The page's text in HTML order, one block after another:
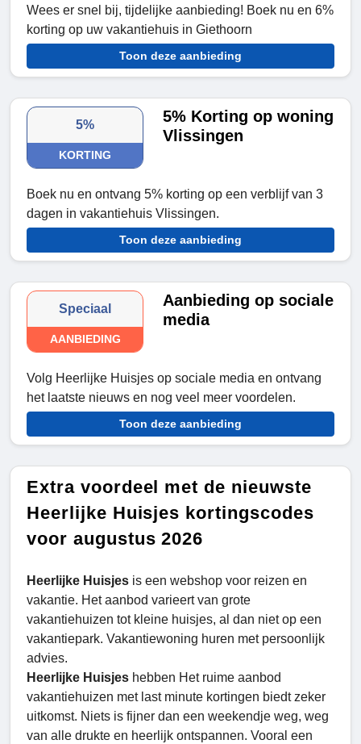
Wees er snel bij, tijdelijke aanbieding! Boek nu en 6%
korting op uw vakantiehuis in Giethoorn
Toon deze aanbieding
5%
KORTING
5% Korting op woning
Vlissingen
Boek nu en ontvang 5% korting op een verblijf van 3
dagen in vakantiehuis Vlissingen.
Toon deze aanbieding
Speciaal
AANBIEDING
Aanbieding op sociale
media
Volg Heerlijke Huisjes op sociale media en ontvang
het laatste nieuws en nog veel meer voordelen.
Toon deze aanbieding
Extra voordeel met de nieuwste
Heerlijke Huisjes kortingscodes
voor augustus 2026
Heerlijke Huisjes is een webshop voor reizen en
vakantie. Het aanbod varieert van grote
vakantiehuizen tot kleine huisjes, al dan niet op een
vakantiepark. Vakantiewoning huren met persoonlijk
advies.
Heerlijke Huisjes hebben Het ruime aanbod
vakantiehuizen met last minute kortingen biedt zeker
uitkomst. Niets is fijner dan een weekendje weg, weg
van alle drukte en heerlijk ontspannen. Vooral een